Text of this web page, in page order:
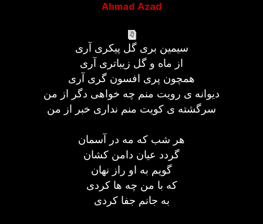
Ahmad Azad
سیمین بری گل پیکری آری
از ماه و گل زیباتری آری
همچون پری افسون گری آری
دیوانه ی رویت منم چه خواهی دگر از من
سرگشته ی کویت منم نداری خبر از من
هر شب که مه در آسمان
گردد عیان دامن کشان
گویم به او راز نهان
که با من چه ها کردی
به جانم جفا کردی